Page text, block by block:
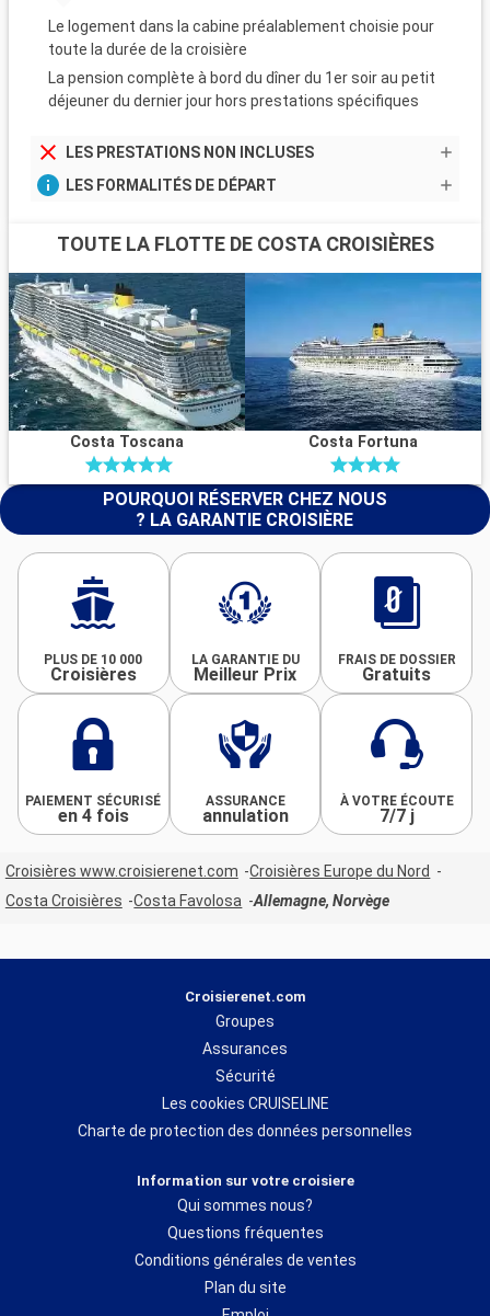
Le logement dans la cabine préalablement choisie pour
toute la durée de la croisière
La pension complète à bord du dîner du 1er soir au petit
déjeuner du dernier jour hors prestations spécifiques
LES PRESTATIONS NON INCLUSES
LES FORMALITÉS DE DÉPART
TOUTE LA FLOTTE DE COSTA CROISIÈRES
Costa Toscana Costa Fortuna
POURQUOI RÉSERVER CHEZ NOUS
? LA GARANTIE CROISIÈRE
PLUS DE 10 000
Croisières
LA GARANTIE DU
Meilleur Prix
FRAIS DE DOSSIER
Gratuits
PAIEMENT SÉCURISÉ
en 4 fois
ASSURANCE
annulation
À VOTRE ÉCOUTE
7/7 j
Croisières www.croisierenet.com
Croisières Europe du Nord
Costa Croisières
Costa Favolosa Allemagne, Norvège
Croisierenet.com
Groupes
Assurances
Sécurité
Les cookies CRUISELINE
Charte de protection des données personnelles
Information sur votre croisiere
Qui sommes nous?
Questions fréquentes
Conditions générales de ventes
Plan du site